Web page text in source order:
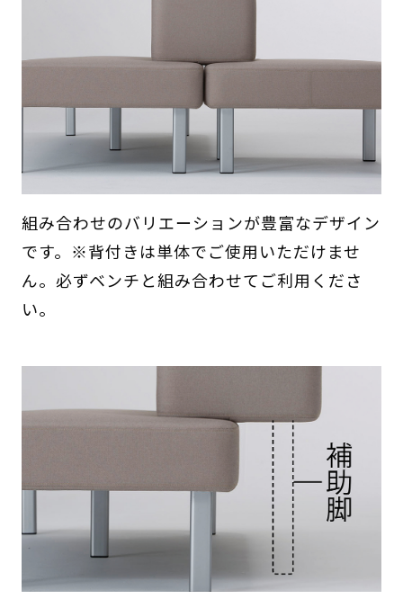
組み合わせのバリエーションが豊富なデザイン
です。※背付きは単体でご使用いただけませ
ん。必ずベンチと組み合わせてご利用くださ
い。